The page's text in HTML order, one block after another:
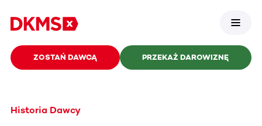
ZOSTAŃ DAWCĄ PRZEKAŻ DAROWIZNĘ
Historia Dawcy